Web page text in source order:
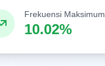
Frekuensi Maksimum
10.02%